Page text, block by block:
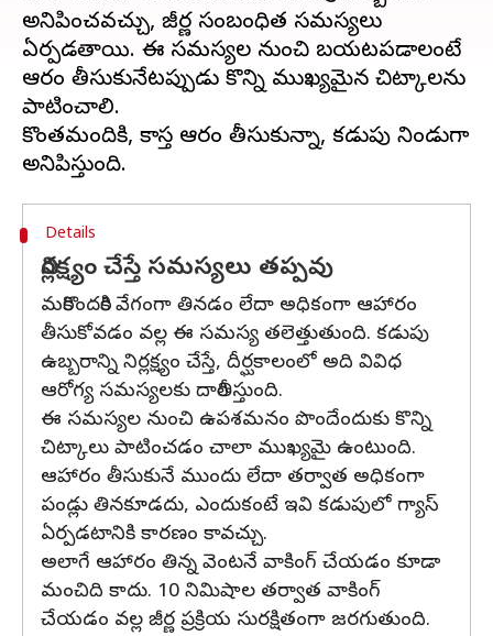
అనిపించవచ్చు, జీర్ణ సంబంధిత సమస్యలు
ఏర్పడతాయి. ఈ సమస్యల నుంచి బయటపడాలంటే
ఆహారం తీసుకునేటప్పుడు కొన్ని ముఖ్యమైన చిట్కాలను
పాటించాలి.
కొంతమందికి, కాస్త ఆహారం తీసుకున్నా, కడుపు నిండుగా
Details
నిర్లక్ష్యం చేస్తే సమస్యలు తప్పవు
మరికొందరికి వేగంగా తినడం లేదా అధికంగా ఆహారం
తీసుకోవడం వల్ల ఈ సమస్య తలెత్తుతుంది. కడుపు
ఉబ్బరాన్ని నిర్లక్ష్యం చేస్తే, దీర్ఘకాలంలో అది వివిధ
ఆరోగ్య సమస్యలకు దారితీస్తుంది.
ఈ సమస్యల నుంచి ఉపశమనం పొందేందుకు కొన్ని
చిట్కాలు పాటించడం చాలా ముఖ్యమై ఉంటుంది.
ఆహారం తీసుకునే ముందు లేదా తర్వాత అధికంగా
పండ్లు తినకూడదు, ఎందుకంటే ఇవి కడుపులో గ్యాస్
ఏర్పడటానికి కారణం కావచ్చు.
అలాగే ఆహారం తిన్న వెంటనే వాకింగ్ చేయడం కూడా
మంచిది కాదు. 10 నిమిషాల తర్వాత వాకింగ్
చేయడం వల్ల జీర్ణ ప్రక్రియ సురక్షితంగా జరగుతుంది.